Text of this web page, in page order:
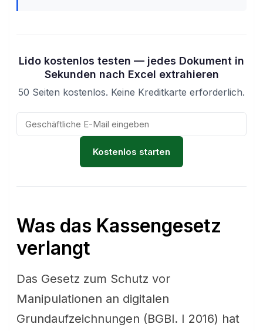
Lido kostenlos testen — jedes Dokument in
Sekunden nach Excel extrahieren
50 Seiten kostenlos. Keine Kreditkarte erforderlich.
Kostenlos starten
Was das Kassengesetz
verlangt
Das Gesetz zum Schutz vor
Manipulationen an digitalen
Grundaufzeichnungen (BGBl. I 2016) hat